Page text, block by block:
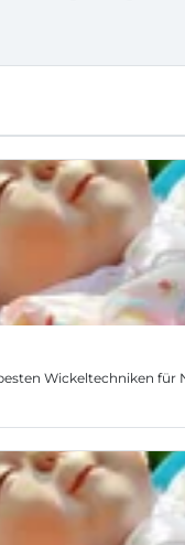
Wickeltechniken für